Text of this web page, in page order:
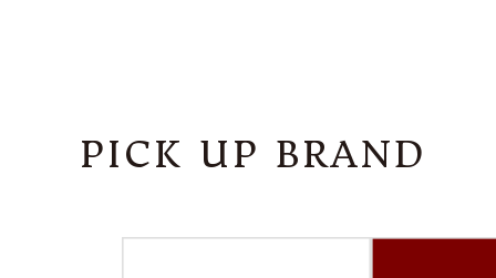
PICK UP BRAND